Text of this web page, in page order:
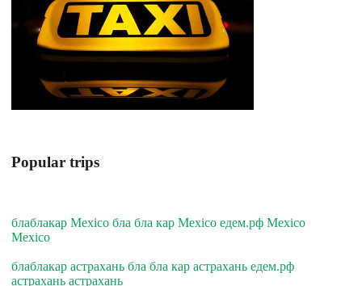
Popular trips
блаблакар Mexico бла бла кар Mexico едем.рф Mexico
Mexico
блаблакар астрахань бла бла кар астрахань едем.рф
астрахань астрахань